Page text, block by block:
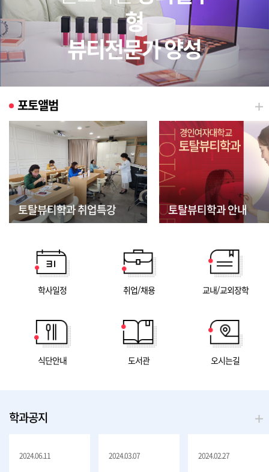
형
뷰티전문가 양성
포토앨범
토탈뷰티학과 취업특강 토탈뷰티학과 안내
학사일정 취업/채용 교내/교외장학
식단안내 도서관 오시는길
학과공지
2024.06.11 2024.03.07 2024.02.27